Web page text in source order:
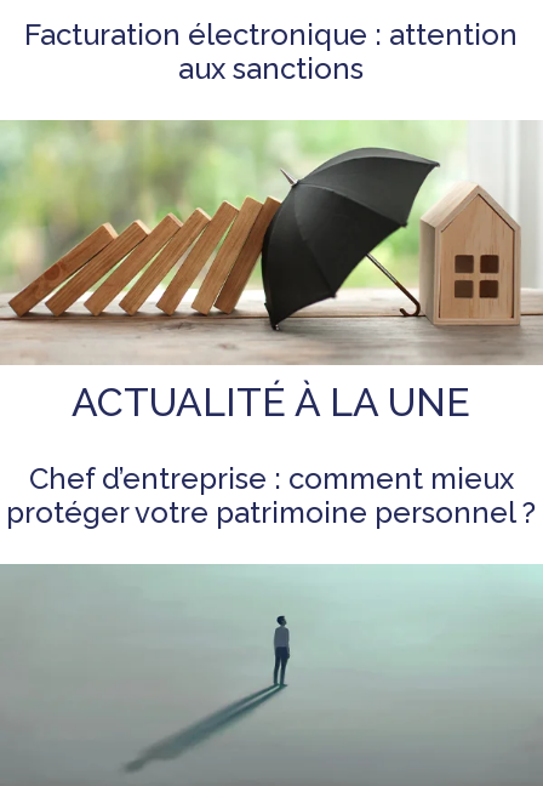
Facturation électronique : attention
aux sanctions
ACTUALITÉ À LA UNE
Chef d’entreprise : comment mieux
protéger votre patrimoine personnel ?